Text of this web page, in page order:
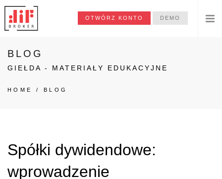
OTWÓRZ KONTO DEMO
BLOG
GIEŁDA - MATERIAŁY EDUKACYJNE
HOME / BLOG
Spółki dywidendowe:
wprowadzenie